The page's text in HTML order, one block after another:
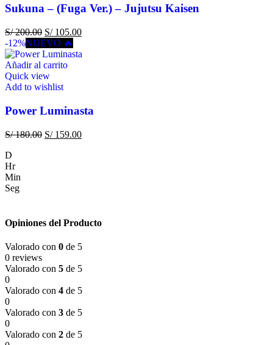
Sukuna – (Fuga Ver.) – Jujutsu Kaisen
S/200.00 S/105.00
-12%NUEVO 🔥
Añadir al carrito
Quick view
Add to wishlist
Power Luminasta
S/180.00 S/159.00
D
Hr
Min
Seg
Opiniones del Producto
Valorado con 0 de 5
0 reviews
Valorado con 5 de 5
0
Valorado con 4 de 5
0
Valorado con 3 de 5
0
Valorado con 2 de 5